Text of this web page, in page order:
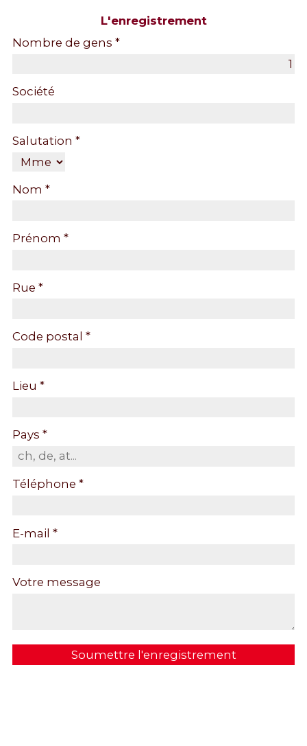
L'enregistrement
Nombre de gens *
Société
Salutation *
Nom *
Prénom *
Rue *
Code postal *
Lieu *
Pays *
Téléphone *
E-mail *
Votre message
Soumettre l'enregistrement